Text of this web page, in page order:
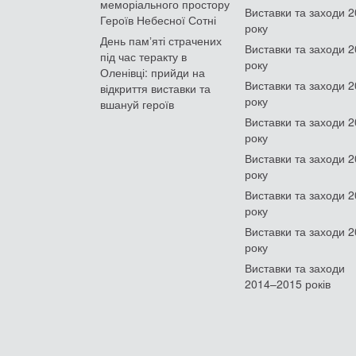
меморіального простору
Героїв Небесної Сотні
День памʼяті страчених
під час теракту в
Оленівці: прийди на
відкриття виставки та
вшануй героїв
Виставки та заходи
року
Виставки та заходи
року
Виставки та заходи
року
Виставки та заходи
року
Виставки та заходи
року
Виставки та заходи
року
Виставки та заходи
року
Виставки та заходи
2014–2015 років